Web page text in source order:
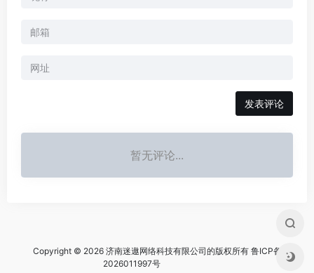
暂无评论...
Copyright © 2026 济南迷遨网络科技有限公司的版权所有 鲁ICP备
2026011997号